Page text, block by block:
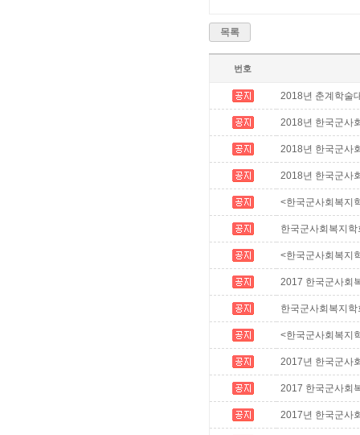
목록
번호
2018년 춘계학술
2018년 한국군사
2018년 한국군사
2018년 한국군사
<한국군사회복지
한국군사회복지
<한국군사회복지
2017 한국군사회
한국군사회복지학
<한국군사회복지
2017년 한국군사
2017 한국군사회
2017년 한국군사